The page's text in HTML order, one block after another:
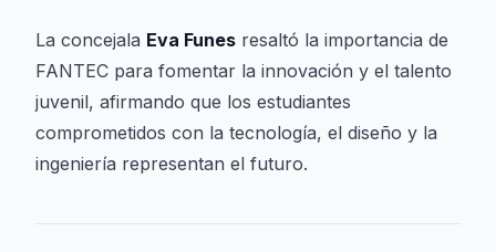
La concejala Eva Funes resaltó la importancia de
FANTEC para fomentar la innovación y el talento
juvenil, afirmando que los estudiantes
comprometidos con la tecnología, el diseño y la
ingeniería representan el futuro.